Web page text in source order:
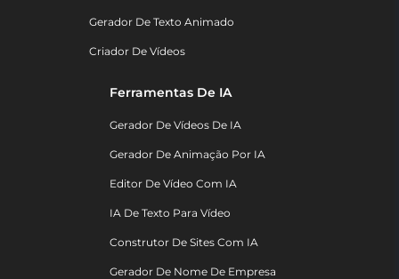
Gerador De Texto Animado
Criador De Vídeos
Ferramentas De IA
Gerador De Vídeos De IA
Gerador De Animação Por IA
Editor De Vídeo Com IA
IA De Texto Para Vídeo
Construtor De Sites Com IA
Gerador De Nome De Empresa